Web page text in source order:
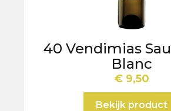
40 Vendimias
Blanc
€9,50
Bekijk product